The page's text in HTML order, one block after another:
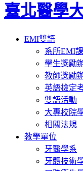
臺北醫學
Toggle
navigation
EMI雙語
系所EMI
學生獎勵
教師獎勵
英語檢定
雙語活動
大專校院
相關法規
教學單位
牙醫學系
牙體技術